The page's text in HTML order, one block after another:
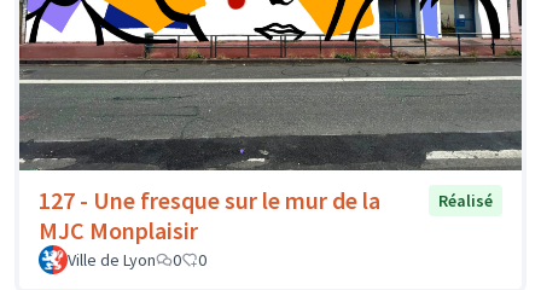
127 - Une fresque sur le mur de la
MJC Monplaisir
Réalisé
Ville de Lyon 0 0